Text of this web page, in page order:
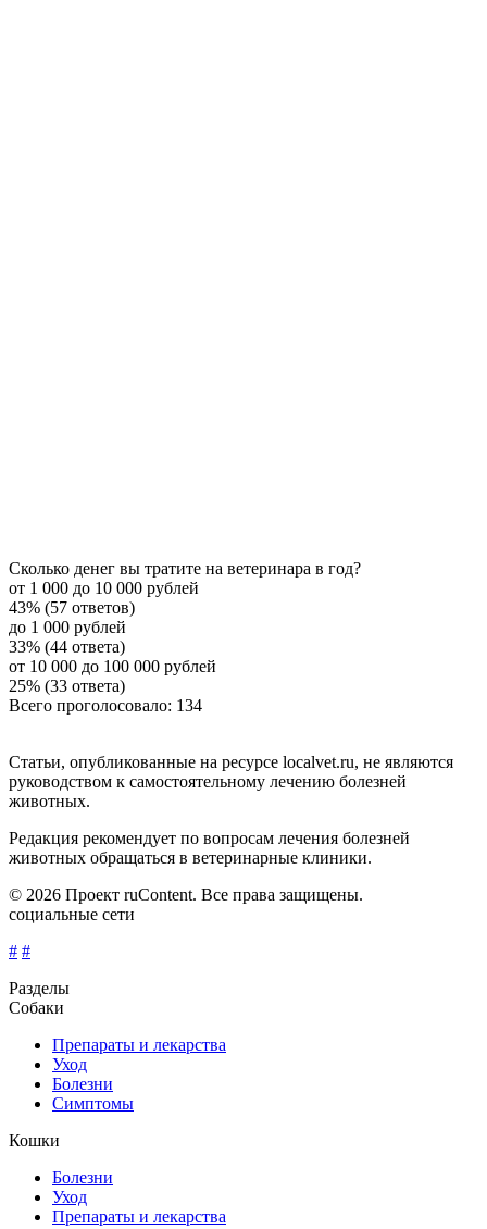
Сколько денег вы тратите на ветеринара в год?
от 1 000 до 10 000 рублей
43% (57 ответов)
до 1 000 рублей
33% (44 ответа)
от 10 000 до 100 000 рублей
25% (33 ответа)
Всего проголосовало: 134
Статьи, опубликованные на ресурсе localvet.ru, не являются
руководством к самостоятельному лечению болезней
животных.
Редакция рекомендует по вопросам лечения болезней
животных обращаться в ветеринарные клиники.
© 2026 Проект ruContent. Все права защищены.
социальные сети
# #
Разделы
Собаки
Препараты и лекарства
Уход
Болезни
Симптомы
Кошки
Болезни
Уход
Препараты и лекарства